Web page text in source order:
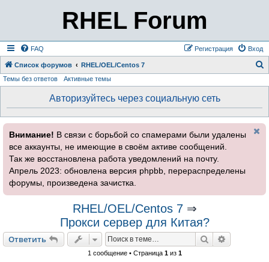
RHEL Forum
FAQ Вход
Регистрация
Список форумов RHEL/OEL/Centos 7
Темы без ответов Активные темы
Авторизуйтесь через социальную сеть
Внимание! В связи с борьбой со спамерами были удалены
все аккаунты, не имеющие в своём активе сообщений.
Так же восстановлена работа уведомлений на почту.
Апрель 2023: обновлена версия phpbb, перераспределены
форумы, произведена зачистка.
RHEL/OEL/Centos 7⇒
Прокси сервер для Китая?
Ответить Поиск
1 сообщение • Страница 1из 1